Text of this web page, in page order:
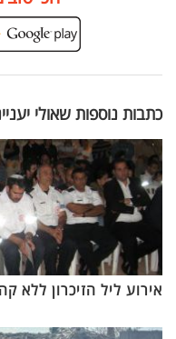
כתבות נוספות שאולי
אירוע ליל הזיכרון ללא